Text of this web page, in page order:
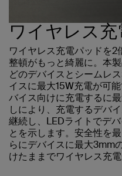
ワイヤレス
ワイヤレス充電パッドを
整頓がもっと綺麗に。本
どのデバイスとシームレ
イスに最大15W充電が可
バイス向けに充電するに
しにより、充電するデバ
継続し、LEDライトでデ
とを示します。安全性を
らにデバイスに最大3mm
けたままでワイヤレス充電